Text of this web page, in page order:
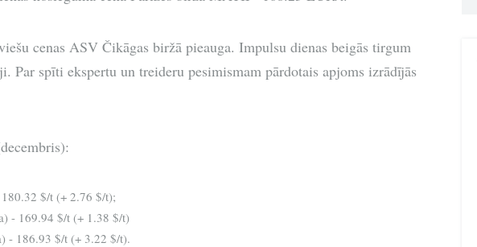
cenas ASV Čikāgas biržā pieauga. Impulsu dienas beigās tirgum
Par spīti ekspertu un treideru pesimismam pārdotais apjoms izrādījās
(decembris):
$/t (+ 2.76 $/t);
- 169.94 $/t (+ 1.38 $/t)
- 186.93 $/t (+ 3.22 $/t).